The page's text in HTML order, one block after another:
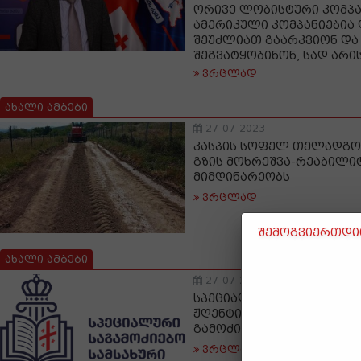
ორივე ლობისტური
ამერიკული
შეუძლიათ გაარკვიონ და
შეგვატყობინონ, სად
ვრცლად
ახალი ამბები
27-07-2023
კასპის სოფელ
გზის მოხრეშვა-
მიმდინარეობს
ვრცლად
ახალი ამბები
27-07-2023
სპეციალური
ჟღენტის დაკავების
გამოძიების შესახებ
ვრცლად